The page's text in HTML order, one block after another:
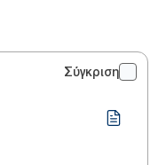
Σύγκριση